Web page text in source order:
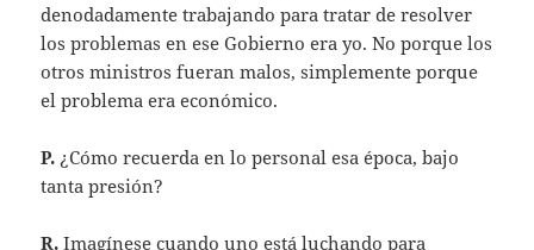
denodadamente trabajando para tratar de resolver
los problemas en ese Gobierno era yo. No porque los
otros ministros fueran malos, simplemente porque
el problema era económico.
P. ¿Cómo recuerda en lo personal esa época, bajo
tanta presión?
R.Imagínese cuando uno está luchando para